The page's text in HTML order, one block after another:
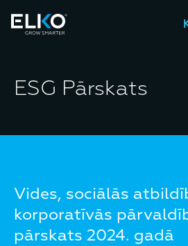
ESG Pārskats
Vides, sociālās
korporatīvās
pārskats 2024. gadā